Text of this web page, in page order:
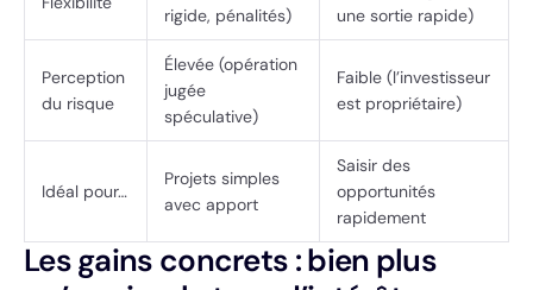
rigide, pénalités)
une sortie rapide)
Perception
du risque
Élevée (opération
jugée
spéculative)
Faible (l’investisseur
est propriétaire)
Idéal pour…
Projets simples
avec apport
Saisir des
opportunités
rapidement
Les gains concrets : bien plus